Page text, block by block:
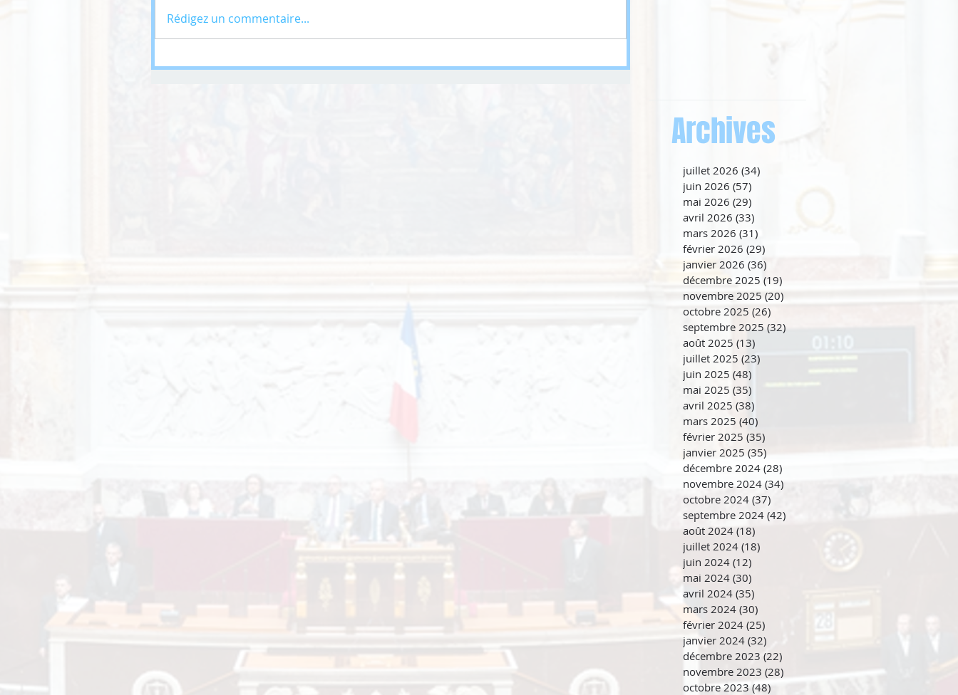
Rédigez un commentaire...
Archives
juillet 2026 (34)
juin 2026 (57)
mai 2026 (29)
avril 2026 (33)
mars 2026 (31)
février 2026 (29)
janvier 2026 (36)
décembre 2025 (19)
novembre 2025 (20)
octobre 2025 (26)
septembre 2025 (32)
août 2025 (13)
juillet 2025 (23)
juin 2025 (48)
mai 2025 (35) 35 posts
avril 2025 (38)
mars 2025 (40)
février 2025 (35)
janvier 2025 (35)
décembre 2024 (28)
novembre 2024 (34)
octobre 2024 (37)
septembre 2024 (42)
août 2024 (18)
juillet 2024 (18)
juin 2024 (12)
mai 2024 (30)
avril 2024 (35)
mars 2024 (30)
février 2024 (25)
janvier 2024 (32)
décembre 2023 (22)
novembre 2023 (28)
octobre 2023 (48)48 posts